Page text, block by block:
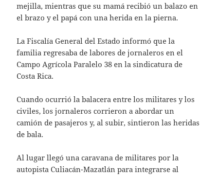
mejilla, mientras que su mamá recibió un balazo en
el brazo y el papá con una herida en la pierna.
La Fiscalía General del Estado informó que la
familia regresaba de labores de jornaleros en el
Campo Agrícola Paralelo 38 en la sindicatura de
Costa Rica.
Cuando ocurrió la balacera entre los militares y los
civiles, los jornaleros corrieron a abordar un
camión de pasajeros y, al subir, sintieron las heridas
de bala.
Al lugar llegó una caravana de militares por la
autopista Culiacán-Mazatlán para integrarse al